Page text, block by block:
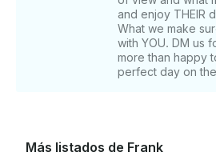
servicio. LOS HUÉSPEDES
exigen un curso rápido
curso equivalente de otro
and enjoy THEIR
What we make
with YOU. DM us
more than happy
perfect day on
Más listados de Frank